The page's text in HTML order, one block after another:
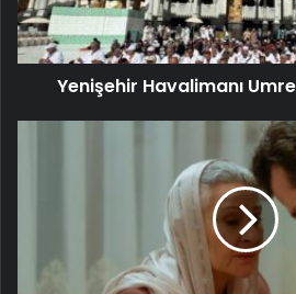
Yenişehir Havalimanı